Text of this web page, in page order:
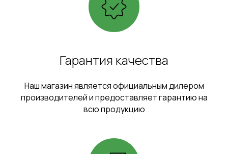
Гарантия качества
Наш магазин является официальным дилером
производителей и предоставляет гарантию на
всю продукцию